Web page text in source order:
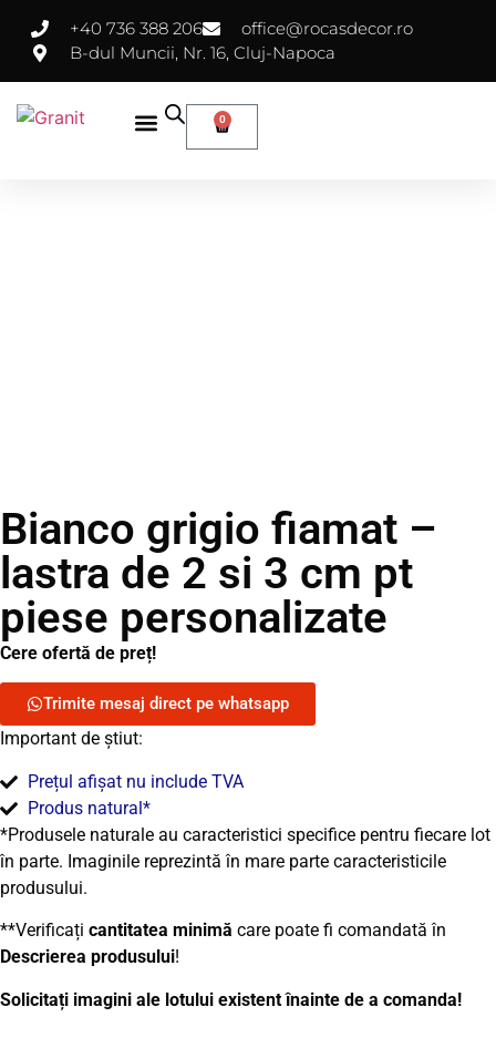
+40 736 388 206
office@rocasdecor.ro
B-dul Muncii, Nr. 16, Cluj-Napoca
0
Bianco grigio fiamat –
lastra de 2 si 3 cm pt
piese personalizate
Cere ofertă de preț!
Trimite mesaj direct pe whatsapp
Important de știut:
Prețul afișat nu include TVA
Produs natural*
*Produsele naturale au caracteristici specifice pentru fiecare lot
în parte. Imaginile reprezintă în mare parte caracteristicile
produsului.
**Verificați cantitatea minimă care poate fi comandată în
Descrierea produsului!
Solicitați imagini ale lotului existent înainte de a comanda!